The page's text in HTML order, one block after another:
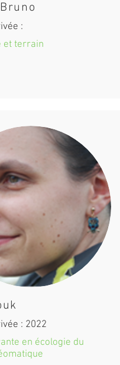
:
et terrain
: 2022
en écologie du